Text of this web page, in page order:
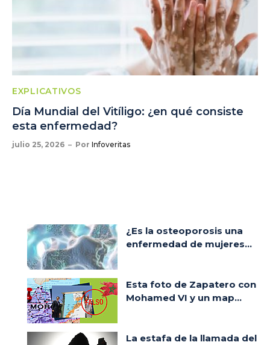
EXPLICATIVOS
Día Mundial del Vitíligo: ¿en qué consiste
esta enfermedad?
julio 25, 2026 Por Infoveritas
¿Es la osteoporosis una
enfermedad de mujeres...
Esta foto de Zapatero con
Mohamed VI y un map...
La estafa de la llamada del